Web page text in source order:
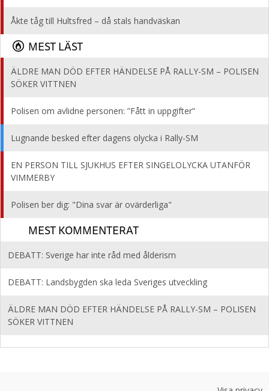
Åkte tåg till Hultsfred – då stals handväskan
MEST LÄST
ÄLDRE MAN DÖD EFTER HÄNDELSE PÅ RALLY-SM – POLISEN
SÖKER VITTNEN
Polisen om avlidne personen: ”Fått in uppgifter”
Lugnande besked efter dagens olycka i Rally-SM
EN PERSON TILL SJUKHUS EFTER SINGELOLYCKA UTANFÖR
VIMMERBY
Polisen ber dig: "Dina svar är ovärderliga"
MEST KOMMENTERAT
DEBATT: Sverige har inte råd med ålderism
DEBATT: Landsbygden ska leda Sveriges utveckling
ÄLDRE MAN DÖD EFTER HÄNDELSE PÅ RALLY-SM – POLISEN
SÖKER VITTNEN